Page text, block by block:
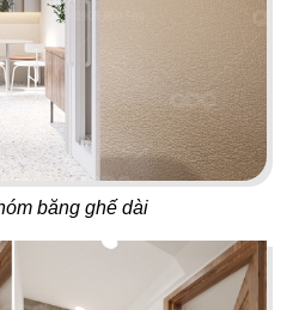
băng ghế dài
66
NGUYÊN SINH EST.1942